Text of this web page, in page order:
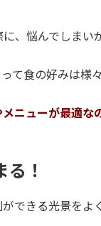
、悩んでしまい
て食の好みは
ニューが最適な
！
できる光景をよ